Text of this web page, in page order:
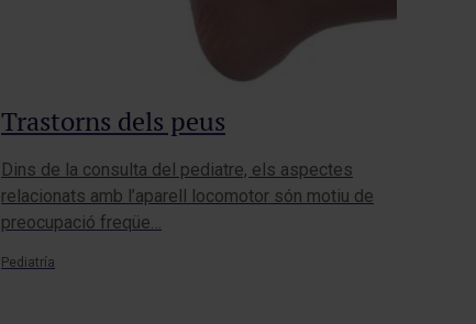
Trastorns dels peus
Dins de la consulta del pediatre, els aspectes
relacionats amb l’aparell locomotor són motiu de
preocupació freqüe…
Pediatría